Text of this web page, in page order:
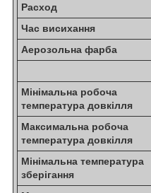
Расход
Час висихання
Аерозольна фарба
Мінімальна робоча
температура довкілля
Максимальна робоча
температура довкілля
Мінімальна температура
зберігання